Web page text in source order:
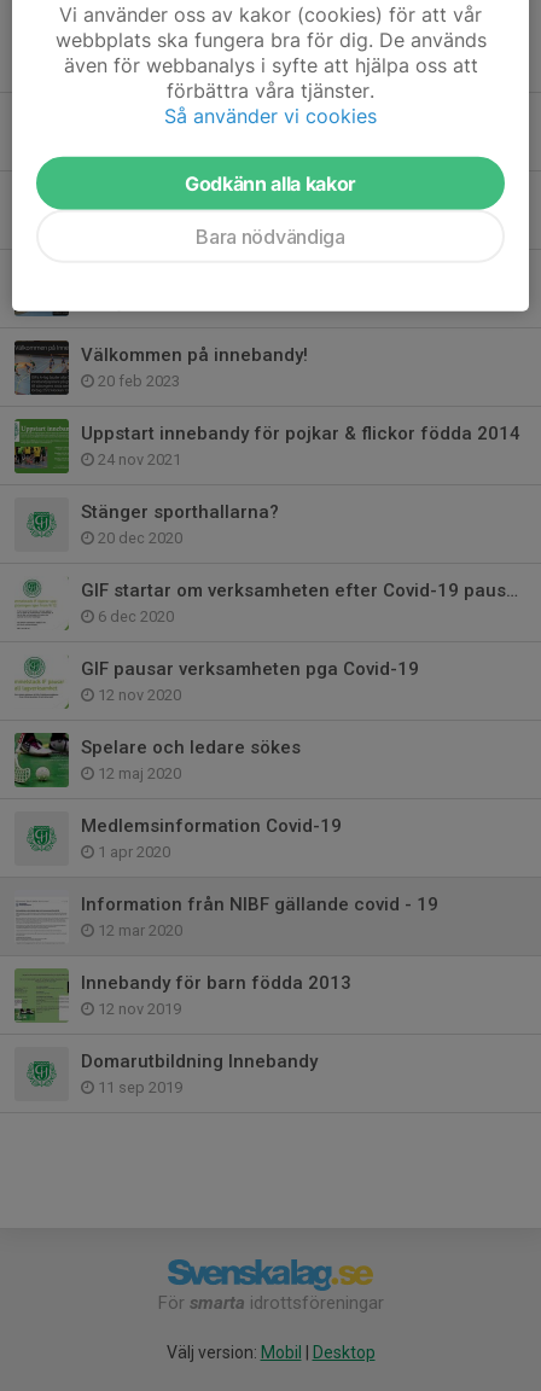
Tidigare nyheter
Född 2018 och vill testa på innebandy?
Välkommen på innebandy!
20 feb 2023
Uppstart innebandy för pojkar & flickor födda 2014
24 nov 2021
Stänger sporthallarna?
20 dec 2020
GIF startar om verksamheten efter Covid-19 pausen
6 dec 2020
GIF pausar verksamheten pga Covid-19
12 nov 2020
Spelare och ledare sökes
12 maj 2020
Medlemsinformation Covid-19
1 apr 2020
Information från NIBF gällande covid - 19
12 mar 2020
Innebandy för barn födda 2013
12 nov 2019
Domarutbildning Innebandy
11 sep 2019
För smarta idrottsföreningar
Välj version: Mobil Desktop
Vi använder oss av kakor (cookies) för att vår
webbplats ska fungera bra för dig. De används
även för webbanalys i syfte att hjälpa oss att
förbättra våra tjänster.
Så använder vi cookies
Godkänn alla kakor
Bara nödvändiga